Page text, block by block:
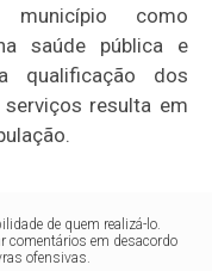
município como
saúde pública e
qualificação dos
resulta em
de quem realizá-lo.
comentários em desacordo
ofensivas.